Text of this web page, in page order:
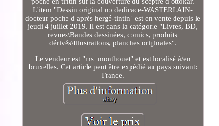
L'item "Dessin original no dedicace-WASTERLAIN-
docteur poche d après hergé-tintin" est en vente depuis le
jeudi 4 juillet 2019. Il est dans la catégorie "Livres, BD,
revues\Bandes dessinées, comics, produits
dérivés\Illustrations, planches originales".
Le vendeur est "ms_monthouet" et est localisé à/en
bruxelles. Cet article peut être expédié au pays suivant:
France.